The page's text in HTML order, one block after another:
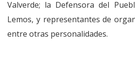
Valverde; la Defensora del
Lemos, y representantes de
entre otras personalidades.